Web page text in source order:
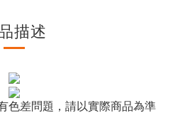
描述
色差問題，請以實際商品為準